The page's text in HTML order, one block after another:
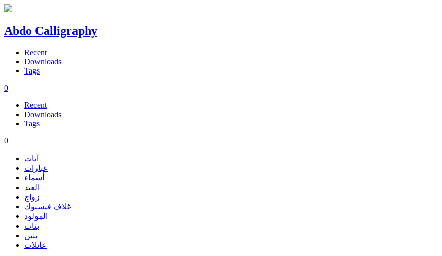
Abdo Calligraphy
Recent
Downloads
Tags
0
Recent
Downloads
Tags
0
آيات
عبارات
أسماء
العيد
زواج
غلاف فيسبوك
المولود
بنات
بنين
عائلات